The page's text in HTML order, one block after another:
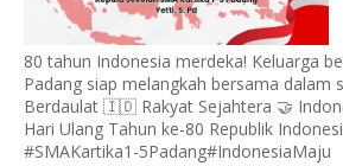
80 tahun Indonesia merdeka! Keluarga
Padang siap melangkah bersama dalam
Berdaulat 🇮🇩 Rakyat Sejahtera 🤝
Hari Ulang Tahun ke-80 Republik
#SMAKartika1-5Padang#IndonesiaMaju